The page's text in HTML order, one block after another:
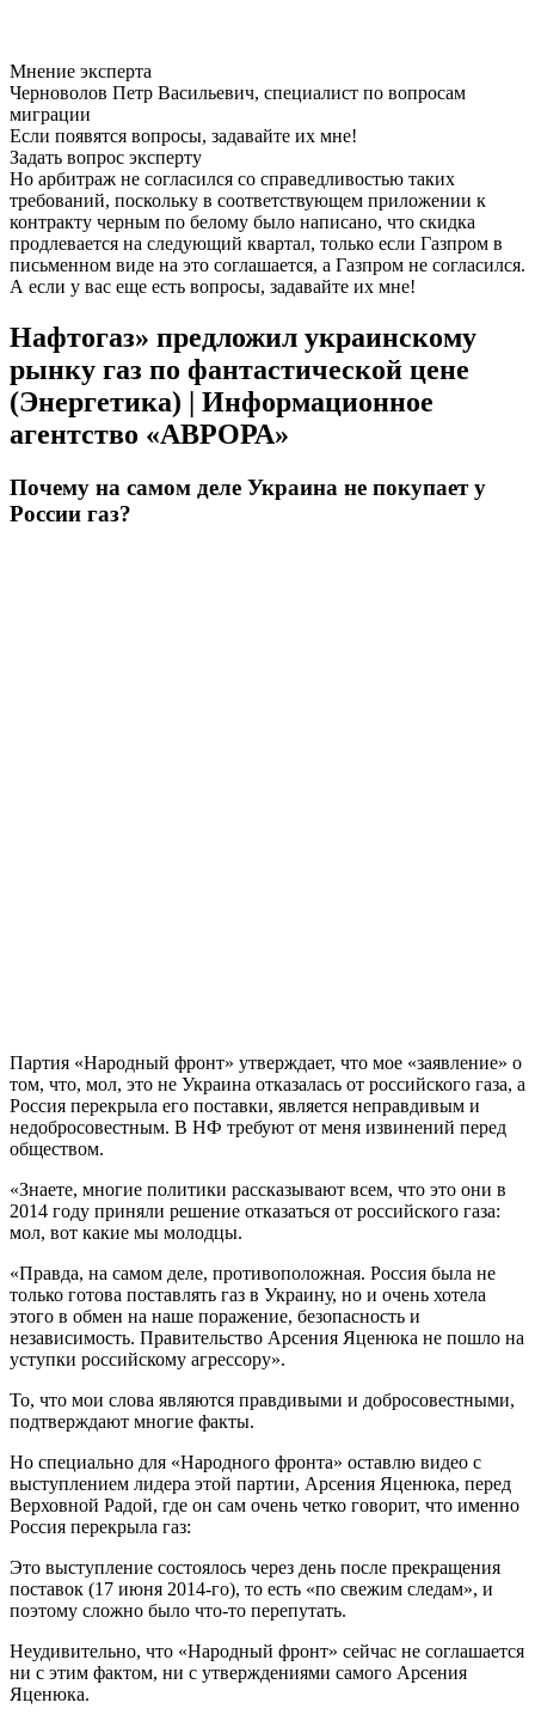
Мнение эксперта
Черноволов Петр Васильевич, специалист по вопросам
миграции
Если появятся вопросы, задавайте их мне!
Задать вопрос эксперту
Но арбитраж не согласился со справедливостью таких
требований, поскольку в соответствующем приложении к
контракту черным по белому было написано, что скидка
продлевается на следующий квартал, только если Газпром в
письменном виде на это соглашается, а Газпром не согласился.
А если у вас еще есть вопросы, задавайте их мне!
Нафтогаз» предложил украинскому
рынку газ по фантастической цене
(Энергетика) | Информационное
агентство «АВРОРА»
Почему на самом деле Украина не покупает у
России газ?
Партия «Народный фронт» утверждает, что мое «заявление» о
том, что, мол, это не Украина отказалась от российского газа, а
Россия перекрыла его поставки, является неправдивым и
недобросовестным. В НФ требуют от меня извинений перед
обществом.
«Знаете, многие политики рассказывают всем, что это они в
2014 году приняли решение отказаться от российского газа:
мол, вот какие мы молодцы.
«Правда, на самом деле, противоположная. Россия была не
только готова поставлять газ в Украину, но и очень хотела
этого в обмен на наше поражение, безопасность и
независимость. Правительство Арсения Яценюка не пошло на
уступки российскому агрессору».
То, что мои слова являются правдивыми и добросовестными,
подтверждают многие факты.
Но специально для «Народного фронта» оставлю видео с
выступлением лидера этой партии, Арсения Яценюка, перед
Верховной Радой, где он сам очень четко говорит, что именно
Россия перекрыла газ:
Это выступление состоялось через день после прекращения
поставок (17 июня 2014-го), то есть «по свежим следам», и
поэтому сложно было что-то перепутать.
Неудивительно, что «Народный фронт» сейчас не соглашается
ни с этим фактом, ни с утверждениями самого Арсения
Яценюка.